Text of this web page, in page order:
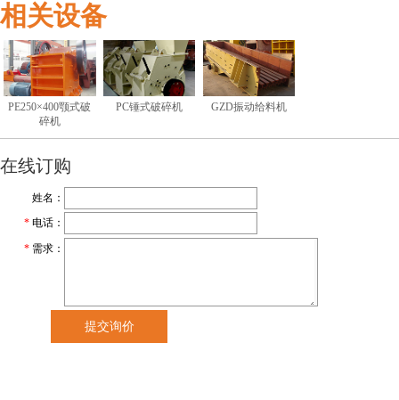
相关设备
PE250×400颚式破
碎机
PC锤式破碎机 GZD振动给料机